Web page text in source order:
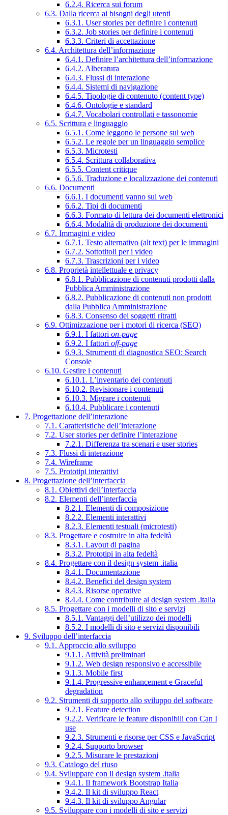
6.2.4. Ricerca sui forum
6.3. Dalla ricerca ai bisogni degli utenti
6.3.1. User stories per definire i contenuti
6.3.2. Job stories per definire i contenuti
6.3.3. Criteri di accettazione
6.4. Architettura dell’informazione
6.4.1. Definire l’architettura dell’informazione
6.4.2. Alberatura
6.4.3. Flussi di interazione
6.4.4. Sistemi di navigazione
6.4.5. Tipologie di contenuto (content type)
6.4.6. Ontologie e standard
6.4.7. Vocabolari controllati e tassonomie
6.5. Scrittura e linguaggio
6.5.1. Come leggono le persone sul web
6.5.2. Le regole per un linguaggio semplice
6.5.3. Microtesti
6.5.4. Scrittura collaborativa
6.5.5. Content critique
6.5.6. Traduzione e localizzazione dei contenuti
6.6. Documenti
6.6.1. I documenti vanno sul web
6.6.2. Tipi di documenti
6.6.3. Formato di lettura dei documenti elettronici
6.6.4. Modalità di produzione dei documenti
6.7. Immagini e video
6.7.1. Testo alternativo (alt text) per le immagini
6.7.2. Sottotitoli per i video
6.7.3. Trascrizioni per i video
6.8. Proprietà intellettuale e privacy
6.8.1. Pubblicazione di contenuti prodotti dalla
Pubblica Amministrazione
6.8.2. Pubblicazione di contenuti non prodotti
dalla Pubblica Amministrazione
6.8.3. Consenso dei soggetti ritratti
6.9. Ottimizzazione per i motori di ricerca (SEO)
6.9.1. I fattori on-page
6.9.2. I fattori off-page
6.9.3. Strumenti di diagnostica SEO: Search
Console
6.10. Gestire i contenuti
6.10.1. L’inventario dei contenuti
6.10.2. Revisionare i contenuti
6.10.3. Migrare i contenuti
6.10.4. Pubblicare i contenuti
7. Progettazione dell’interazione
7.1. Caratteristiche dell’interazione
7.2. User stories per definire l’interazione
7.2.1. Differenza tra scenari e user stories
7.3. Flussi di interazione
7.4. Wireframe
7.5. Prototipi interattivi
8. Progettazione dell’interfaccia
8.1. Obiettivi dell’interfaccia
8.2. Elementi dell’interfaccia
8.2.1. Elementi di composizione
8.2.2. Elementi interattivi
8.2.3. Elementi testuali (microtesti)
8.3. Progettare e costruire in alta fedeltà
8.3.1. Layout di pagina
8.3.2. Prototipi in alta fedeltà
8.4. Progettare con il design system .italia
8.4.1. Documentazione
8.4.2. Benefici del design system
8.4.3. Risorse operative
8.4.4. Come contribuire al design system .italia
8.5. Progettare con i modelli di sito e servizi
8.5.1. Vantaggi dell’utilizzo dei modelli
8.5.2. I modelli di sito e servizi disponibili
9. Sviluppo dell’interfaccia
9.1. Approccio allo sviluppo
9.1.1. Attività preliminari
9.1.2. Web design responsivo e accessibile
9.1.3. Mobile first
9.1.4. Progressive enhancement e Graceful
degradation
9.2. Strumenti di supporto allo sviluppo del software
9.2.1. Feature detection
9.2.2. Verificare le feature disponibili con Can I
use
9.2.3. Strumenti e risorse per CSS e JavaScript
9.2.4. Supporto browser
9.2.5. Misurare le prestazioni
9.3. Catalogo del riuso
9.4. Sviluppare con il design system .italia
9.4.1. Il framework Bootstrap Italia
9.4.2. Il kit di sviluppo React
9.4.3. Il kit di sviluppo Angular
9.5. Sviluppare con i modelli di sito e servizi